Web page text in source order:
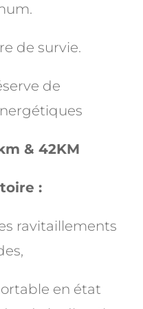
de survie.
de
& 42KM
:
ravitaillements
en état